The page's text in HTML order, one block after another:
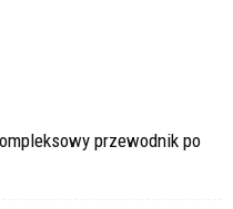
przewodnik po